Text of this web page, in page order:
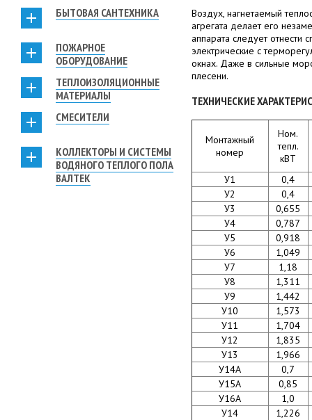
БЫТОВАЯ САНТЕХНИКА
ПОЖАРНОЕ
ОБОРУДОВАНИЕ
ТЕПЛОИЗОЛЯЦИОННЫЕ
МАТЕРИАЛЫ
СМЕСИТЕЛИ
КОЛЛЕКТОРЫ И СИСТЕМЫ
ВОДЯНОГО ТЕПЛОГО ПОЛА
ВАЛТЕК
Воздух, нагнетаемый
агрегата делает его
аппарата следует отнести
электрические с
окнах. Даже в сильные
плесени.
ТЕХНИЧЕСКИЕ
Монтажный
номер
Ном.
тепл.
кВТ
У1
0,4
У2
0,4
У3
0,655
У4
0,787
У5
0,918
У6
1,049
У7
1,18
У8
1,311
У9
1,442
У10
1,573
У11
1,704
У12
1,835
У13
1,966
У14А
0,7
У15А
0,85
У16А
1,0
У14
1,226